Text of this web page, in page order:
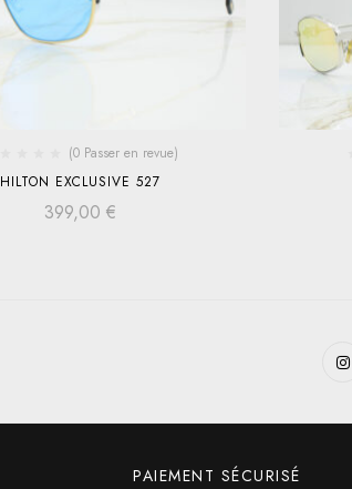
(0 Passer en revue)
HILTON EXCLUSIVE 527
399,00 €
PAIEMENT SÉCURISÉ